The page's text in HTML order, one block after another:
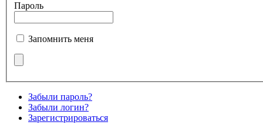
Пароль
Запомнить меня
Забыли пароль?
Забыли логин?
Зарегистрироваться